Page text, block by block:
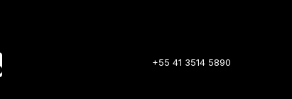
+55 41 3514 5890